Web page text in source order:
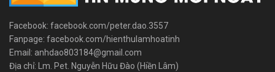
Facebook: facebook.com/peter.dao.3557
Fanpage: facebook.com/hienthulamhoatinh
Email: anhdao803184@gmail.com
Địa chỉ: Lm. Pet. Nguyễn Hữu Đào (Hiền Lâm)